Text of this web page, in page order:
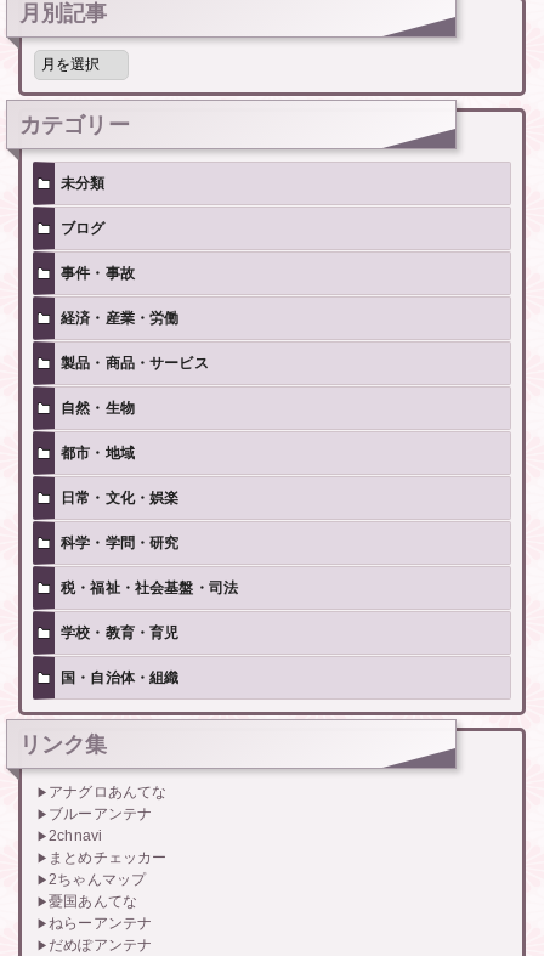
月別記事
月
記
事
カテゴリー
未分類
ブログ
事件・事故
経済・産業・労働
製品・商品・サービス
自然・生物
都市・地域
日常・文化・娯楽
科学・学問・研究
税・福祉・社会基盤・司法
学校・教育・育児
国・自治体・組織
リンク集
アナグロあんてな
ブルーアンテナ
2chnavi
まとめチェッカー
2ちゃんマップ
憂国あんてな
ねらーアンテナ
だめぽアンテナ